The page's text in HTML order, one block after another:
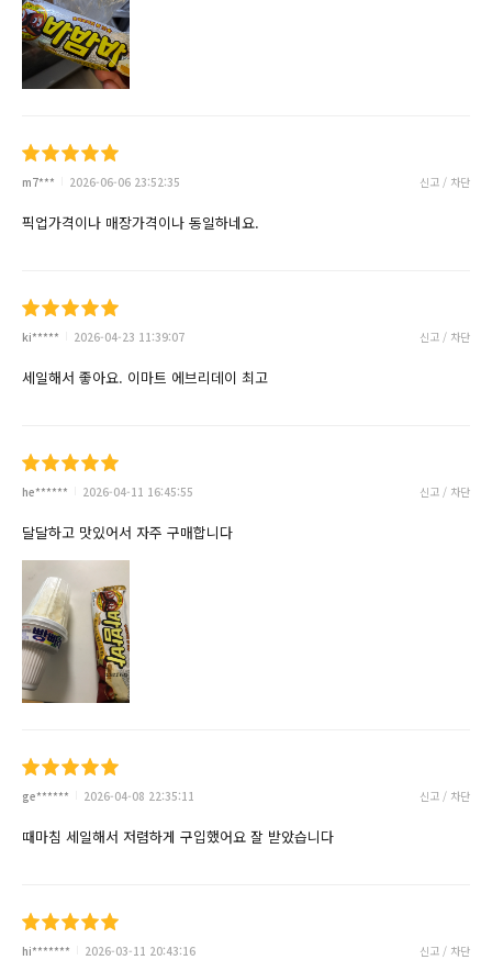
m7*** 2026-06-06 23:52:35 신고 / 차단
픽업가격이나 매장가격이나 동일하네요.
ki***** 2026-04-23 11:39:07 신고 / 차단
세일해서 좋아요. 이마트 에브리데이 최고
he****** 2026-04-11 16:45:55 신고 / 차단
달달하고 맛있어서 자주 구매합니다
ge****** 2026-04-08 22:35:11 신고 / 차단
때마침 세일해서 저렴하게 구입했어요 잘 받았습니다
hi******* 2026-03-11 20:43:16 신고 / 차단